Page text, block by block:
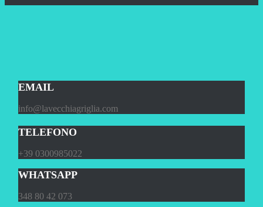
EMAIL
info@lavecchiagriglia.com
TELEFONO
+39 0300985022
WHATSAPP
348 80 42 073